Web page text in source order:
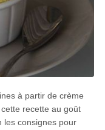
à partir de crème
recette au goût
les consignes pour